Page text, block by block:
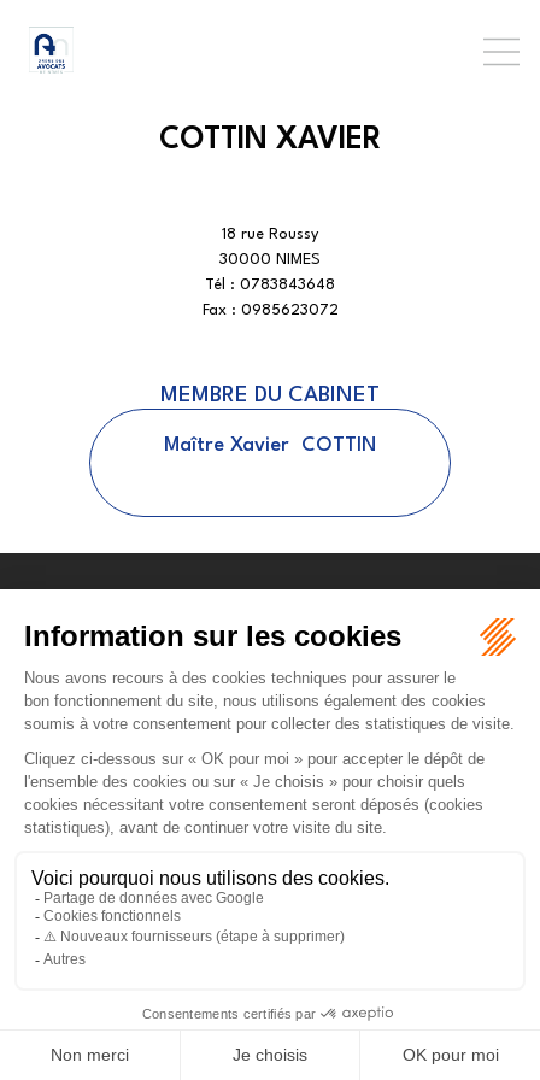
COTTIN XAVIER
18 rue Roussy
30000 NIMES
Tél : 0783843648
Fax : 0985623072
MEMBRE DU CABINET
Maître Xavier COTTIN
16 rue Régale
30000 NÎMES
Tél :04 66 36 25 25
NOUS LOCALISER
PLAN DU SITE MENTIONS LÉGALES